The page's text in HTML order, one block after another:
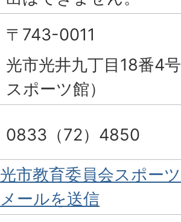
〒743-0011
光市光井九丁目18番4
スポーツ館）
0833（72）4850
光市教育委員会スポー
メールを送信